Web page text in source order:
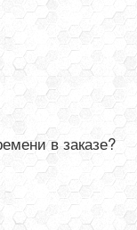
в заказе?